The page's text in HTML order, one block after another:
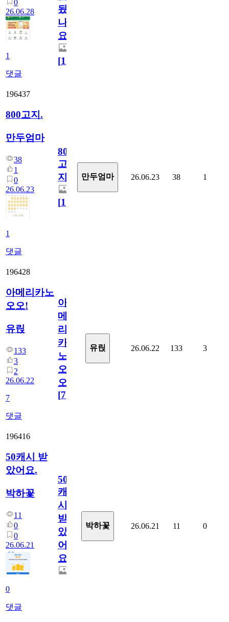
0
26.06.28
1
댓글
됬
나
요)
[1]
196437
800고지.
만두엄마
38
1
0
26.06.23
1
댓글
800
고
지.
[1]
만두엄마 26.06.23 38 1
196428
아메리카노
오오!
유릱
133
3
2
26.06.22
7
댓글
아
메
리
카
노
오
오!
[7]
유릱 26.06.22 133 3
196416
50캐시 받
았어요.
박하꽃
11
0
0
26.06.21
0
댓글
50
캐
시
받
았
어
요.
박하꽃 26.06.21 11 0